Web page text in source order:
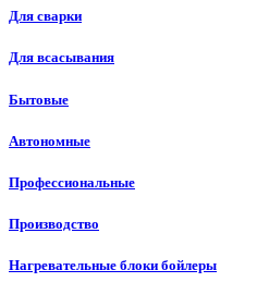
Для сварки
Для всасывания
Бытовые
Автономные
Профессиональные
Производство
Нагревательные блоки бойлеры